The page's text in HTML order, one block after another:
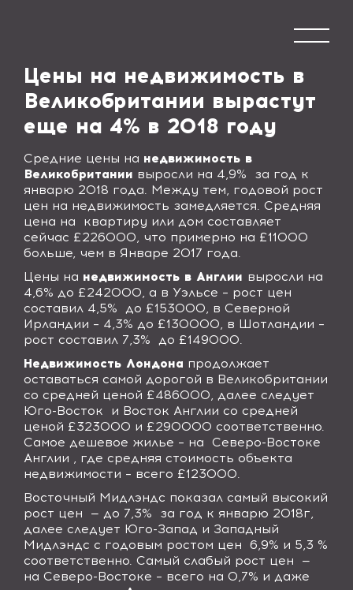
Цены на недвижимость в
Великобритании вырастут
еще на 4% в 2018 году
Средние цены на недвижимость в
Великобритании выросли на 4,9%
за год к
январю 2018 года. Между тем, годовой рост
цен на недвижимость замедляется. Средняя
цена на
квартиру или дом составляет
сейчас £226000, что примерно на £11000
больше, чем в Январе 2017 года.
Цены на недвижимость в Англии выросли на
4,6% до £242000, а в Уэльсе – рост цен
составил 4,5% до £153000, в Северной
Ирландии – 4,3% до £130000, в Шотландии –
рост составил 7,3% до £149000.
Недвижимость Лондона продолжает
оставаться самой дорогой в Великобритании
со средней ценой £486000, далее следует
Юго-Восток
и Восток Англии со средней
ценой £323000 и £290000 соответственно.
Самое дешевое жилье – на Северо-Востоке
Англии , где средняя стоимость объекта
недвижимости – всего £123000.
Восточный Мидлэндс показал самый высокий
рост цен
— до 7,3%
за год к январю 2018г,
далее следует Юго-Запад и Западный
Мидлэндс с годовым ростом цен 6,9% и 5,3 %
соответственно. Самый слабый рост цен
—
на Северо-Востоке – всего на 0,7% и даже